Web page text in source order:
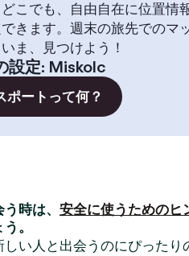
こでも、自由自在に位置情
きます。週末の旅先でのマ
ま、見つけよう！
設定: Miskolc
ポートって何？
時は、 安全に使うためのヒ
。
い人と出会うのにぴった